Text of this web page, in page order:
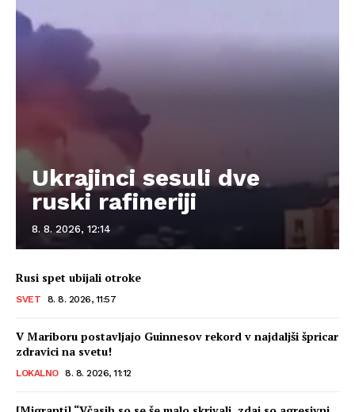
Ukrajinci sesuli dve
ruski rafineriji
8. 8. 2026, 12:14
Rusi spet ubijali otroke
SVET 8. 8. 2026, 11:57
V Mariboru postavljajo Guinnesov rekord v najdaljši špricar
zdravici na svetu!
LOKALNO 8. 8. 2026, 11:12